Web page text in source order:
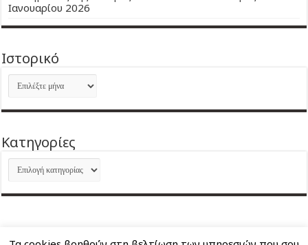
Ιανουαρίου 2026
Ιστορικό
Ιστορικό
Kατηγορίες
Kατηγορίες